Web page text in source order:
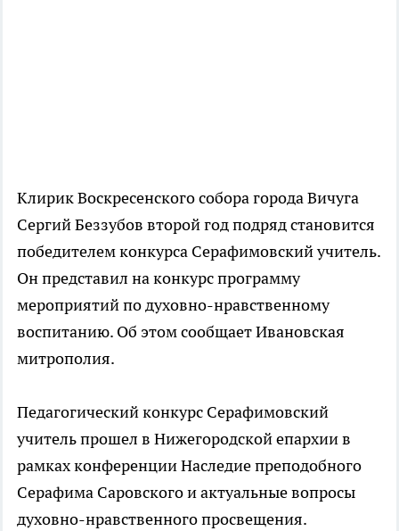
Клирик Воскресенского собора города Вичуга
Сергий Беззубов второй год подряд становится
победителем конкурса Серафимовский учитель.
Он представил на конкурс программу
мероприятий по духовно-нравственному
воспитанию. Об этом сообщает Ивановская
митрополия.
Педагогический конкурс Серафимовский
учитель прошел в Нижегородской епархии в
рамках конференции Наследие преподобного
Серафима Саровского и актуальные вопросы
духовно-нравственного просвещения.